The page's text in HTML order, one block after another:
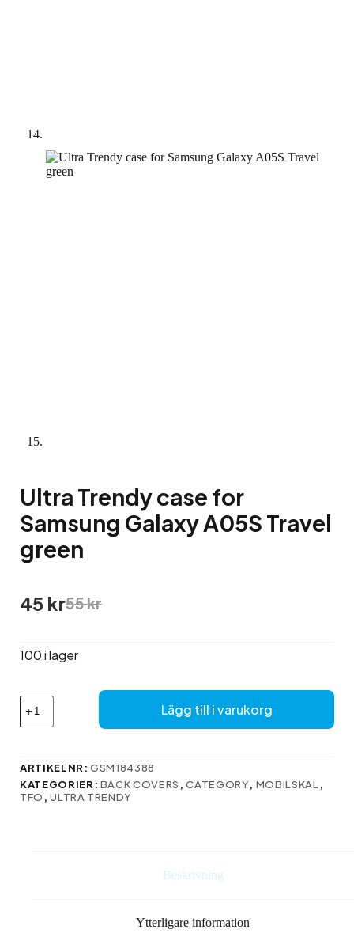
Ultra Trendy case for
Samsung Galaxy A05S Travel
green
55kr
Det
ursprungliga
var:
45 krDet
nuvarande
är:
100 i lager
Ultra
Trendy
case
Samsung
A05S
Travel
Lägg till i varukorg
ARTIKELNR:GSM184388
KATEGORIER: BACK COVERS ,CATEGORY, MOBILSKAL ,
TFO ,ULTRA TRENDY
Beskrivning
Ytterligare information